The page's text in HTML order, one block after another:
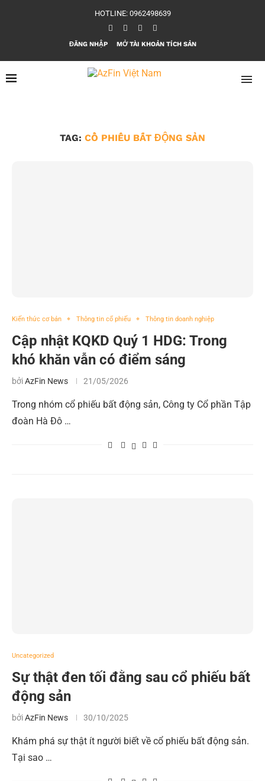
HOTLINE: 0962498639
ĐĂNG NHẬP MỞ TÀI KHOẢN TÍCH SẢN
TAG: CỔ PHIẾU BẤT ĐỘNG SẢN
Kiến thức cơ bản Thông tin cổ phiếu Thông tin doanh nghiệp
Cập nhật KQKD Quý 1 HDG: Trong
khó khăn vẫn có điểm sáng
bởiAzFin News 21/05/2026
Trong nhóm cổ phiếu bất động sản, Công ty Cổ phần Tập
đoàn Hà Đô …
Uncategorized
Sự thật đen tối đằng sau cổ phiếu bất
động sản
bởiAzFin News 30/10/2025
Khám phá sự thật ít người biết về cổ phiếu bất động sản.
Tại sao …